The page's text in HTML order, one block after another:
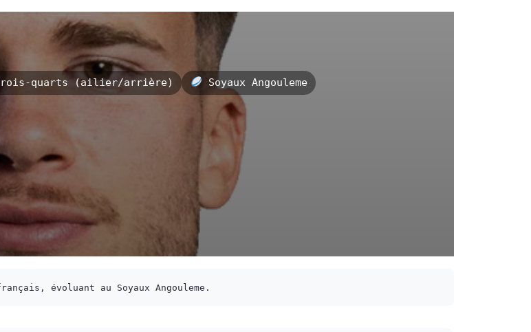
quarts (ailier/arrière)
Soyaux Angouleme
évoluant au Soyaux Angouleme.